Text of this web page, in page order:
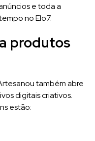
e toda a
no Elo7.
produtos
também abre
digitais criativos.
estão: